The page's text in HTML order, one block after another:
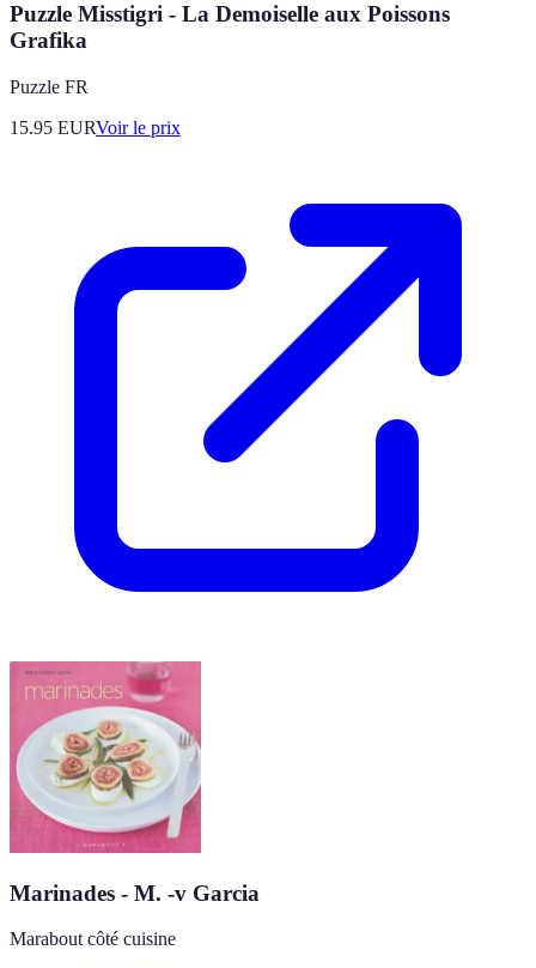
Puzzle Misstigri - La Demoiselle aux Poissons
Grafika
Puzzle FR
15.95 EURVoir le prix
Marinades - M. -v Garcia
Marabout côté cuisine